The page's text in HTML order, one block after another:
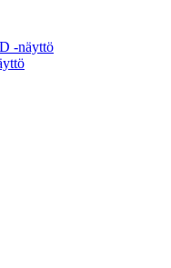
-näyttö